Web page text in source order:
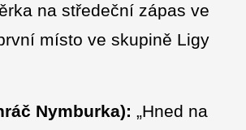
na středeční zápas ve
místo ve skupině Ligy
Nymburka): „Hned na